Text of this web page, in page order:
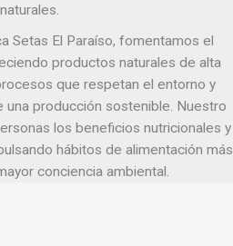
naturales.
Setas El Paraíso, fomentamos el
productos naturales de alta
que respetan el entorno y
una producción sostenible. Nuestro
los beneficios nutricionales y
hábitos de alimentación más
conciencia ambiental.